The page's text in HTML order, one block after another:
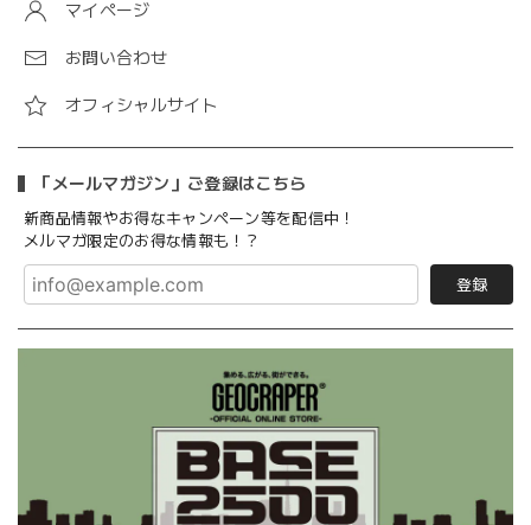
マイページ
お問い合わせ
オフィシャルサイト
「メールマガジン」ご登録はこちら
新商品情報やお得なキャンペーン等を配信中！
メルマガ限定のお得な情報も！？
登録